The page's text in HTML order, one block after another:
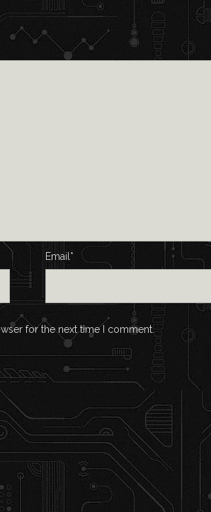
Email*
for the next time I comment.